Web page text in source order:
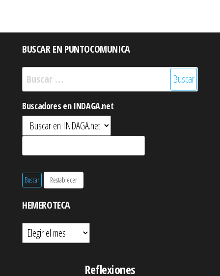
BUSCAR EN PUNTOCOMUNICA
Buscar:
Buscadores en INDAGA.net
HEMEROTECA
Hemeroteca
Reflexiones